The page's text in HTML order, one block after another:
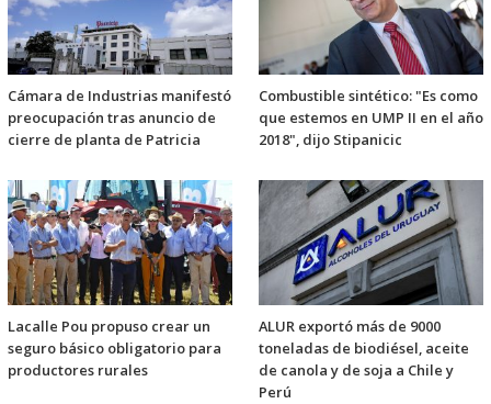
Cámara de Industrias manifestó
preocupación tras anuncio de
cierre de planta de Patricia
Combustible sintético: "Es como
que estemos en UMP II en el año
2018", dijo Stipanicic
Lacalle Pou propuso crear un
seguro básico obligatorio para
productores rurales
ALUR exportó más de 9000
toneladas de biodiésel, aceite
de canola y de soja a Chile y
Perú